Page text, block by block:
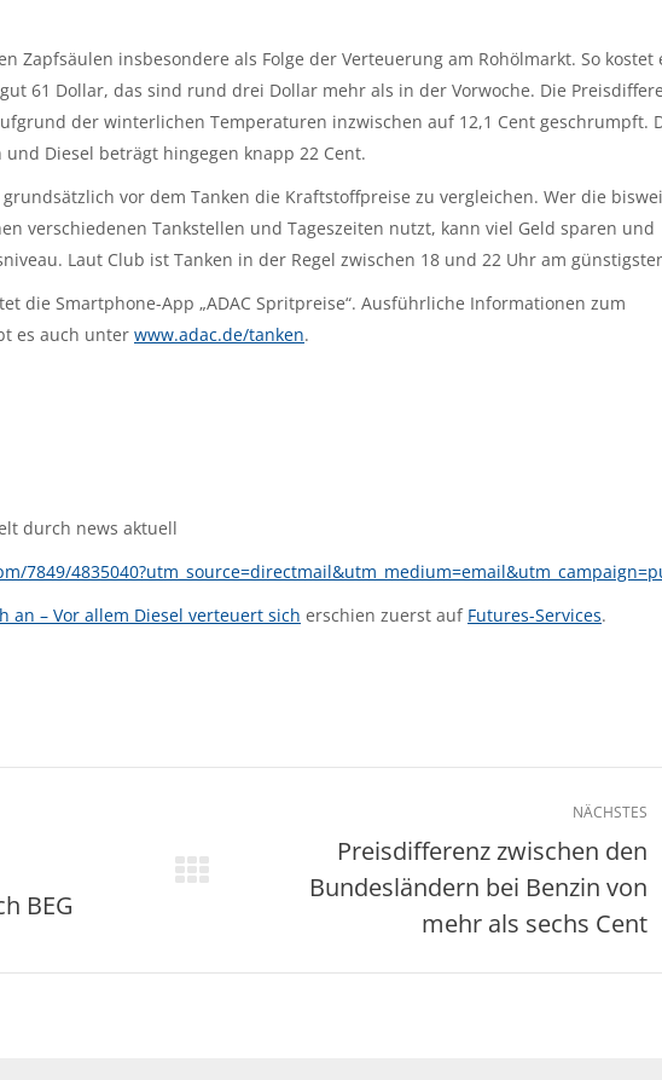
Zapfsäulen insbesondere als Folge der Verteuerung am Rohölmarkt. So kostet
61 Dollar, das sind rund drei Dollar mehr als in der Vorwoche. Die
der winterlichen Temperaturen inzwischen auf 12,1 Cent geschrumpft.
Diesel beträgt hingegen knapp 22 Cent.
vor dem Tanken die Kraftstoffpreise zu vergleichen. Wer die
verschiedenen Tankstellen und Tageszeiten nutzt, kann viel Geld sparen und
Laut Club ist Tanken in der Regel zwischen 18 und 22 Uhr am
die Smartphone-App „ADAC Spritpreise“. Ausführliche Informationen zum
es auch unter www.adac.de/tanken.
durch news aktuell
7849/
an – Vor allem Diesel verteuert sich erschien zuerst auf Futures-Services.
BEG
NÄCHSTES
Nächster
Preisdifferenz zwischen den
Bundesländern bei Benzin von
mehr als sechs Cent